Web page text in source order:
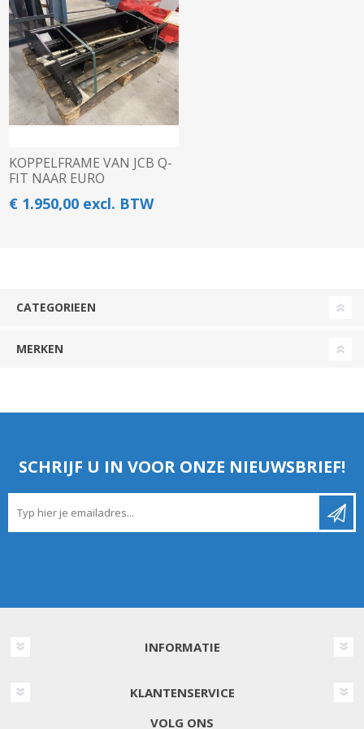
KOPPELFRAME VAN JCB Q-
FIT NAAR EURO
€ 1.950,00 excl. BTW
CATEGORIEEN
MERKEN
SCHRIJF U IN VOOR ONZE NIEUWSBRIEF!
INFORMATIE
KLANTENSERVICE
VOLG ONS